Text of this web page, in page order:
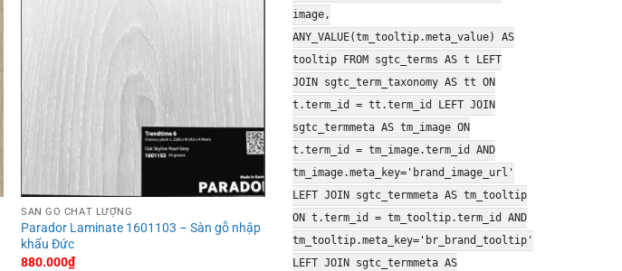
SÀN GỖ CHẤT LƯỢNG
Parador Laminate 1601103 – Sàn gỗ nhập
khẩu Đức
880.000₫
image,
ANY_VALUE(tm_tooltip.meta_value) AS
tooltip FROM sgtc_terms AS t LEFT
JOIN sgtc_term_taxonomy AS tt ON
t.term_id = tt.term_id LEFT JOIN
sgtc_termmeta AS tm_image ON
t.term_id = tm_image.term_id AND
tm_image.meta_key='brand_image_url'
LEFT JOIN sgtc_termmeta AS tm_tooltip
ON t.term_id = tm_tooltip.term_id AND
tm_tooltip.meta_key='br_brand_tooltip'
LEFT JOIN sgtc_termmeta AS